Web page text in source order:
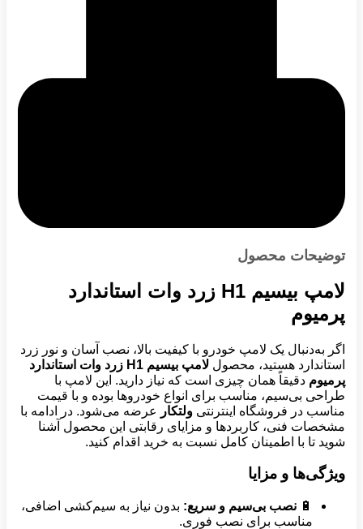
توضیحات محصول
لامپ بیسیم H1 زرد وات استاندارد
پرمیوم
اگر به‌دنبال یک لامپ خودرو با کیفیت بالا، نصب آسان و نور زرد
استاندارد هستید، محصول لامپ بیسیم
زرد وات استاندارد
پرمیوم دقیقاً همان چیزی است که نیاز دارید. این لامپ با
طراحی بی‌سیم، مناسب برای انواع خودروها بوده و با قیمت
مناسب در فروشگاه اینترنتی ولتکار
عرضه می‌شود. در ادامه با
مشخصات فنی، کاربردها و مزایای رقابتی این محصول آشنا
شوید تا با اطمینان کامل نسبت به خرید اقدام کنید.
ویژگی‌ها و مزایا
🔋 نصب بی‌سیم و سریع: بدون نیاز به سیم‌کشی اضافی،
مناسب برای نصب فوری.